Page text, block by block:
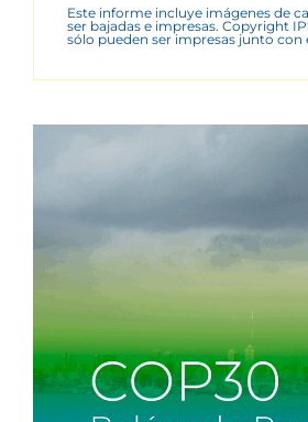
Este informe incluye imágenes de
ser bajadas e impresas. Copyright
sólo pueden ser impresas junto con